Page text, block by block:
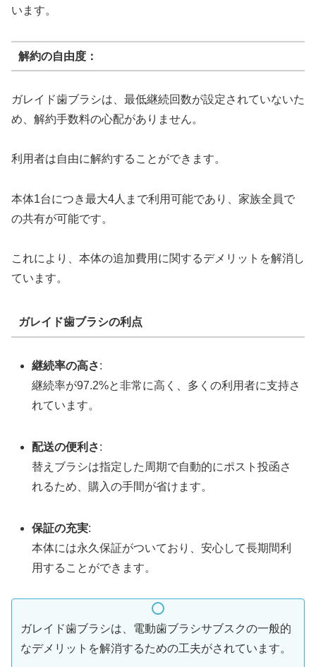
います。
解約の自由度：
ガレイド歯ブラシは、最低継続回数が設定されていないた
め、解約手数料の心配がありません。
利用者は自由に解約することができます。
本体1台につき最大4人まで利用可能であり、家族全員で
の共有が可能です。
これにより、本体の追加費用に関するデメリットを解消し
ています。
ガレイド歯ブラシの利点
継続率の高さ:
継続率が97.2%と非常に高く、多くの利用者に支持さ
れています。
配送の便利さ:
替えブラシは指定した周期で自動的にポスト投函さ
れるため、購入の手間が省けます。
保証の充実:
本体には永久保証がついており、安心して長期間利
用することができます。
ガレイド歯ブラシは、電動歯ブラシサブスクの一般的
なデメリットを解消するための工夫がされています。